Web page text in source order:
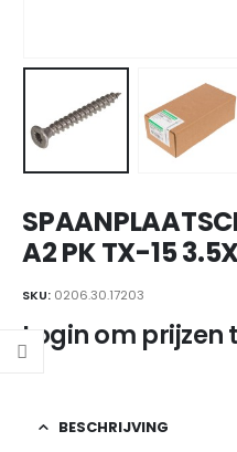
A2 PK TX-15
SKU: 0206.30.17203
Login om prijzen
BESCHRIJVING